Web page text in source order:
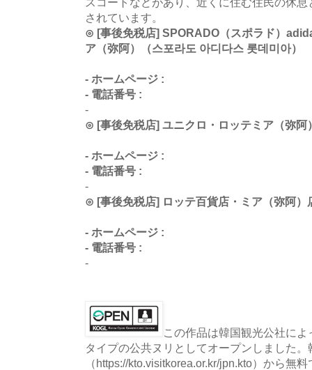
されています。
⊙ [事後免税店] SPORADO（スポラド）
ア（弥阿）（스포라도 아디다스 롯데미아）
- ホームページ :
- 電話番号 :
-
⊙ [事後免税店] ユニクロ・ロッテミア（弥阿
- ホームページ :
- 電話番号 :
-
⊙ [事後免税店] ロッテ百貨店・ミア（弥阿）
- ホームページ :
- 電話番号 :
-
この作品は韓国観光公社に
タイプの公共ヌリとしてオープンしました。
（https://kto.visitkorea.or.kr/jpn.kto）から無